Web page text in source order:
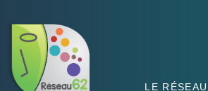
LE